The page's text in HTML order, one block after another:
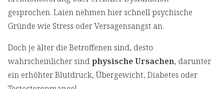
gesprochen. Laien nehmen hier schnell psychische
Gründe wie Stress oder Versagensangst an.
Doch je älter die Betroffenen sind, desto
wahrscheinlicher sindphysische Ursachen, darunter
ein erhöhter Blutdruck, Übergewicht, Diabetes oder